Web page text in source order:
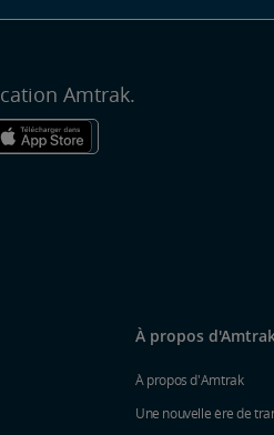
Amtrak.
À propos
À propos d'Amtrak
Une nouvelle ère de